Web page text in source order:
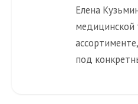
Елена
медицинской
под